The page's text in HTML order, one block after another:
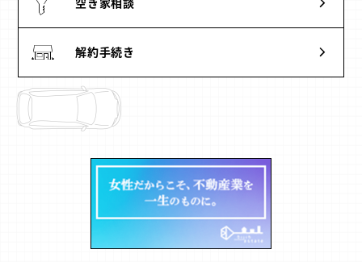
解約手続き